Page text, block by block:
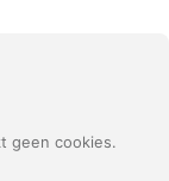
geen cookies.